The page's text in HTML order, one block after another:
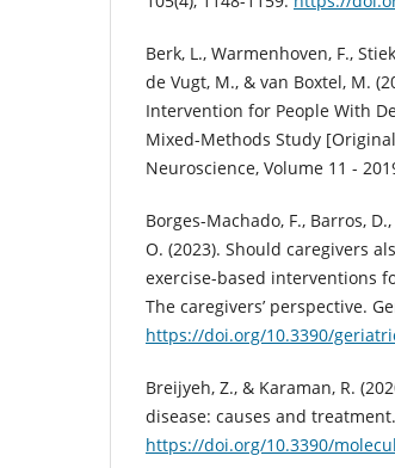
Berk, L., Warmenhoven, F.,
de Vugt, M., & van Boxtel, M.
Intervention for People With
Mixed-Methods Study
Neuroscience, Volume 11 -
Borges-Machado, F., Barros,
O. (2023). Should caregivers
exercise-based interventions
The caregivers’ perspective.
https://doi.org/10.3390/
Breijyeh, Z., & Karaman, R.
disease: causes and
https://doi.org/10.3390/